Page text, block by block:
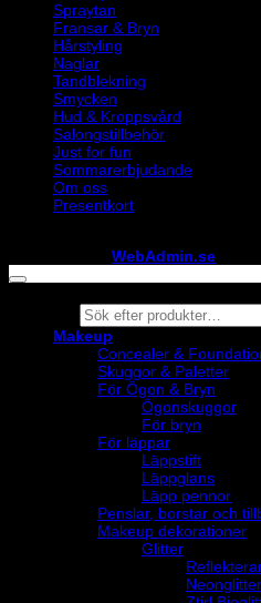
Spraytan
Fransar & Bryn
Hårstyling
Naglar
Tandblekning
Smycken
Hud & Kroppsvård
Salongstillbehör
Just for fun
Sommarerbjudande
Om oss
Presentkort
WebAdmin.se
Products
search
Makeup
Concealer &
Skuggor & Paletter
För Ögon & Bryn
Ögonskuggor
För bryn
För läppar
Läppstift
Läppglans
Läpp pennor
Penslar, borstar och
Makeup dekorationer
Glitter
Neonglitter